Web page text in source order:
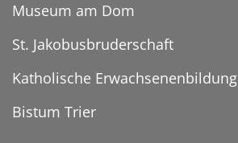
Museum am Dom
St. Jakobusbruderschaft
Katholische Erwachsenenbildung
Bistum Trier